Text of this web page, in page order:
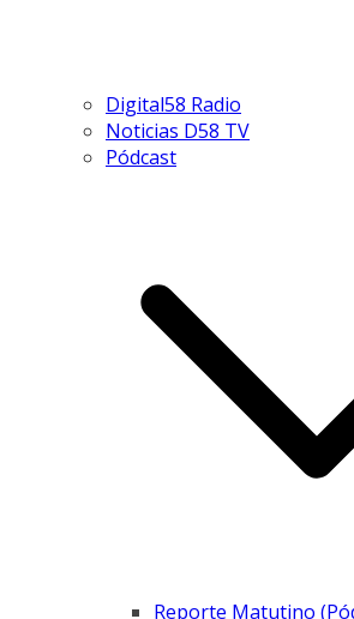
Digital58 Radio
Noticias D58 TV
Pódcast
Reporte Matutino